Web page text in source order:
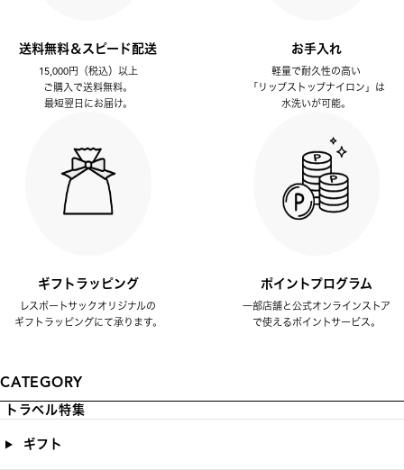
送料無料＆スピード配送
15,000円（税込）以上
ご購入で送料無料。
最短翌日にお届け。
お手入れ
軽量で耐久性の高い
「リップストップナイロン」は
水洗いが可能。
ギフトラッピング
レスポートサックオリジナルの
ギフトラッピングにて承ります。
ポイントプログラム
一部店舗と公式オンラインストア
で使えるポイントサービス。
CATEGORY
トラベル特集
ギフト